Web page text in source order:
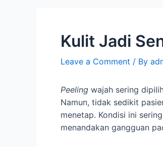
Kulit Jadi
Leave a Comment / By
Peeling wajah sering
Namun, tidak sedikit
menetap. Kondisi ini
menandakan gangguan